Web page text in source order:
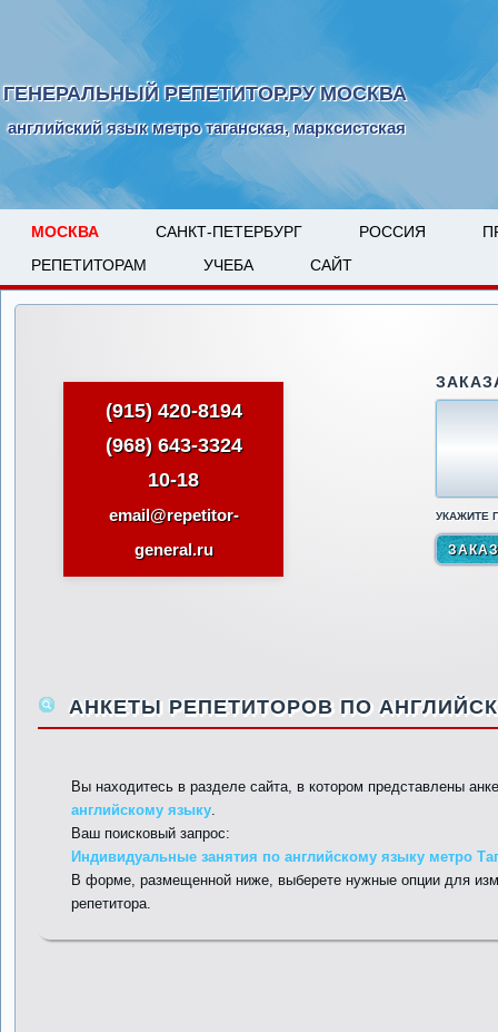
ГЕНЕРАЛЬНЫЙ РЕПЕТИТОР.РУ МОСКВА
английский язык метро таганская, марксистская
МОСКВА САНКТ-ПЕТЕРБУРГ РОССИЯ
РЕПЕТИТОРАМ
УЧЕБА САЙТ
(915) 420-8194
(968) 643-3324
10-18
email@repetitor-
general.ru
УКАЖИТЕ
АНКЕТЫ РЕПЕТИТОРОВ ПО
Вы находитесь в разделе сайта, в котором представлены
английскому языку.
Ваш поисковый запрос:
Индивидуальные занятия по английскому языку метро
В форме, размещенной ниже, выберете нужные опции для
репетитора.